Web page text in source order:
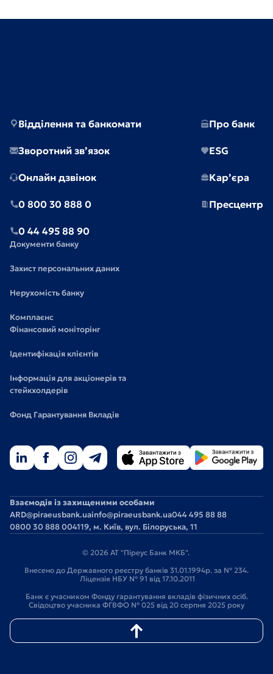
Відділення та банкомати
Зворотний зв’язок
Онлайн дзвінок
0 800 30 888 0
0 44 495 88 90
Про банк
ESG
Кар’єра
Пресцентр
Документи банку
Захист персональних даних
Нерухомість банку
Комплаєнс
Фінансовий моніторінг
Ідентифікація клієнтів
Інформація для акціонерів та
стейкхолдерів
Фонд Гарантування Вкладів
Взаємодія із захищеними особами
ARD@piraeusbank.uainfo@piraeusbank.ua044 495 88 88
0800 30 888 004119, м. Київ, вул. Білоруська, 11
© 2026 АТ "Піреус Банк МКБ".
Внесено до Державного реєстру банків 31.01.1994р. за № 234.
Ліцензія НБУ № 91 від 17.10.2011
Банк є учасником Фонду гарантування вкладів фізичних осіб.
Свідоцтво учасника ФГВФО № 025 від 20 серпня 2025 року